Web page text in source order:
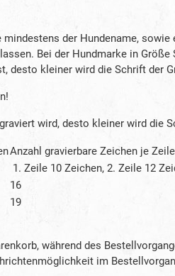
der Hundename,
Bei der Hundmarke in
desto kleiner wird die Schrift der
wird, desto kleiner wird die
Anzahl gravierbare Zeichen je
1. Zeile 10 Zeichen, 2. Zeile 12
16
19
während des
im